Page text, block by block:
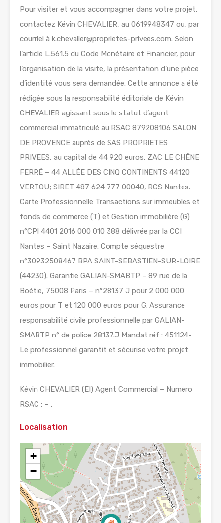
Pour visiter et vous accompagner dans votre projet,
contactez Kévin CHEVALIER, au 0619948347 ou, par
courriel à k.chevalier@proprietes-privees.com. Selon
l’article L.561.5 du Code Monétaire et Financier, pour
l’organisation de la visite, la présentation d’une pièce
d’identité vous sera demandée. Cette annonce a été
rédigée sous la responsabilité éditoriale de Kévin
CHEVALIER agissant sous le statut d’agent
commercial immatriculé au RSAC 879208106 SALON
DE PROVENCE auprès de SAS PROPRIETES
PRIVEES, au capital de 44 920 euros, ZAC LE CHÊNE
FERRÉ – 44 ALLÉE DES CINQ CONTINENTS 44120
VERTOU; SIRET 487 624 777 00040, RCS Nantes.
Carte Professionnelle Transactions sur immeubles et
fonds de commerce (T) et Gestion immobilière (G)
n°CPI 4401 2016 000 010 388 délivrée par la CCI
Nantes – Saint Nazaire. Compte séquestre
n°30932508467 BPA SAINT-SEBASTIEN-SUR-LOIRE
(44230). Garantie GALIAN-SMABTP – 89 rue de la
Boétie, 75008 Paris – n°28137 J pour 2 000 000
euros pour T et 120 000 euros pour G. Assurance
responsabilité civile professionnelle par GALIAN-
SMABTP n° de police 28137.J Mandat réf : 451124-
Le professionnel garantit et sécurise votre projet
immobilier.
Kévin CHEVALIER (EI) Agent Commercial – Numéro
RSAC : – .
Localisation
+
−